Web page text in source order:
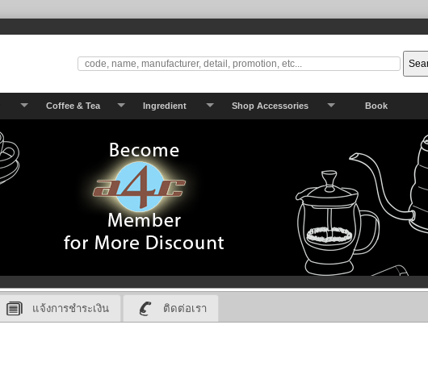
Coffee & Tea Ingredient Shop Accessories Book
แจ้งการชำระเงิน ติดต่อเรา